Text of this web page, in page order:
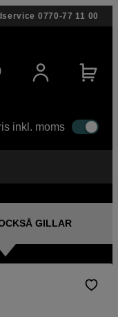
0770-77 11 00
inkl. moms
GILLAR